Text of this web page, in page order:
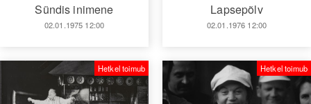
Sündis inimene
02.01.1975 12:00
Lapsepõlv
02.01.1976 12:00
Hetkel toimub Hetkel toimub